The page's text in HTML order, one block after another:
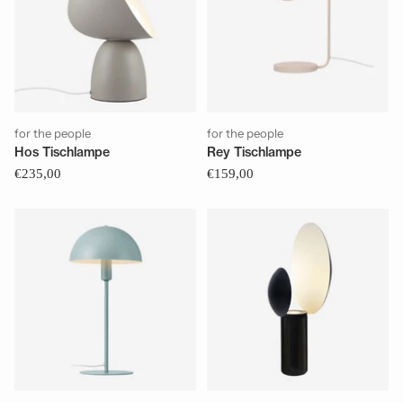
for the people
Hos Tischlampe
€235,00
for the people
Rey Tischlampe
€159,00